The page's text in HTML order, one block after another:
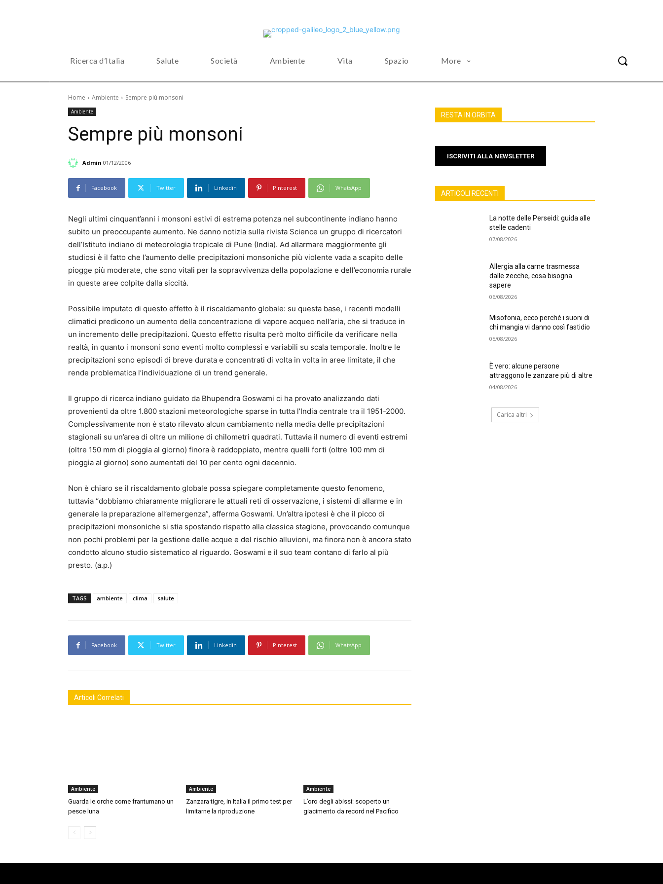
Ricerca d’Italia Salute Società Ambiente Vita Spazio More
Home Ambiente Sempre più monsoni
Ambiente
Sempre più monsoni
Admin 01/12/2006
Facebook Twitter Linkedin Pinterest WhatsApp
Negli ultimi cinquant’anni i monsoni estivi di estrema potenza nel subcontinente indiano hanno
subito un preoccupante aumento. Ne danno notizia sulla rivista Science un gruppo di ricercatori
dell’Istituto indiano di meteorologia tropicale di Pune (India). Ad allarmare maggiormente gli
studiosi è il fatto che l’aumento delle precipitazioni monsoniche più violente vada a scapito delle
piogge più moderate, che sono vitali per la sopravvivenza della popolazione e dell’economia rurale
in queste aree colpite dalla siccità.
Possibile imputato di questo effetto è il riscaldamento globale: su questa base, i recenti modelli
climatici predicono un aumento della concentrazione di vapore acqueo nell’aria, che si traduce in
un incremento delle precipitazioni. Questo effetto risulta però molto difficile da verificare nella
realtà, in quanto i monsoni sono eventi molto complessi e variabili su scala temporale. Inoltre le
precipitazioni sono episodi di breve durata e concentrati di volta in volta in aree limitate, il che
rende problematica l’individuazione di un trend generale.
Il gruppo di ricerca indiano guidato da Bhupendra Goswami ci ha provato analizzando dati
provenienti da oltre 1.800 stazioni meteorologiche sparse in tutta l’India centrale tra il 1951-2000.
Complessivamente non è stato rilevato alcun cambiamento nella media delle precipitazioni
stagionali su un’area di oltre un milione di chilometri quadrati. Tuttavia il numero di eventi estremi
(oltre 150 mm di pioggia al giorno) finora è raddoppiato, mentre quelli forti (oltre 100 mm di
pioggia al giorno) sono aumentati del 10 per cento ogni decennio.
Non è chiaro se il riscaldamento globale possa spiegare completamente questo fenomeno,
tuttavia “dobbiamo chiaramente migliorare le attuali reti di osservazione, i sistemi di allarme e in
generale la preparazione all’emergenza”, afferma Goswami. Un’altra ipotesi è che il picco di
precipitazioni monsoniche si stia spostando rispetto alla classica stagione, provocando comunque
non pochi problemi per la gestione delle acque e del rischio alluvioni, ma finora non è ancora stato
condotto alcuno studio sistematico al riguardo. Goswami e il suo team contano di farlo al più
presto. (a.p.)
TAGS ambiente clima salute
Facebook Twitter Linkedin Pinterest WhatsApp
Articoli Correlati
Ambiente
Guarda le orche come frantumano un
pesce luna
Ambiente
Zanzara tigre, in Italia il primo test per
limitarne la riproduzione
Ambiente
L’oro degli abissi: scoperto un
giacimento da record nel Pacifico
RESTA IN ORBITA
ISCRIVITI ALLA NEWSLETTER
ARTICOLI RECENTI
La notte delle Perseidi: guida alle
stelle cadenti
07/08/2026
Allergia alla carne trasmessa
dalle zecche, cosa bisogna
sapere
06/08/2026
Misofonia, ecco perché i suoni di
chi mangia vi danno così fastidio
05/08/2026
È vero: alcune persone
attraggono le zanzare più di altre
04/08/2026
Carica altri